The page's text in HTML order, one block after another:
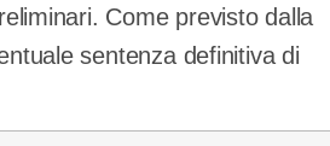
Come previsto dalla
sentenza definitiva di